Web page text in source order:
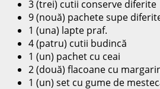
3 (trei) cutii conserve diferite
9 (nouă) pachete supe
1 (una) lapte praf.
4 (patru) cutii budincă
1 (un) pachet cu ceai
2 (două) flacoane cu
1 (un) set cu gume de